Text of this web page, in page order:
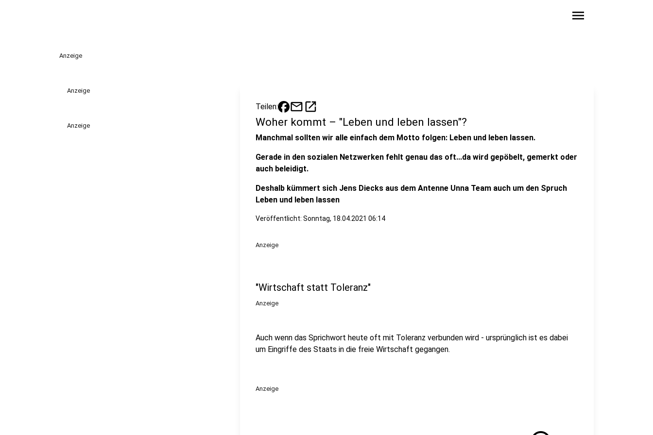
menu
Anzeige
Anzeige
Anzeige
Teilen: mailopen_in_new
Woher kommt – "Leben und leben lassen"?
Manchmal sollten wir alle einfach dem Motto folgen: Leben und leben lassen.
Gerade in den sozialen Netzwerken fehlt genau das oft...da wird gepöbelt, gemerkt oder
auch beleidigt.
Deshalb kümmert sich Jens Diecks aus dem Antenne Unna Team auch um den Spruch
Leben und leben lassen
Veröffentlicht: Sonntag, 18.04.2021 06:14
Anzeige
"Wirtschaft statt Toleranz"
Anzeige
Auch wenn das Sprichwort heute oft mit Toleranz verbunden wird - ursprünglich ist es dabei
um Eingriffe des Staats in die freie Wirtschaft gegangen.
Anzeige